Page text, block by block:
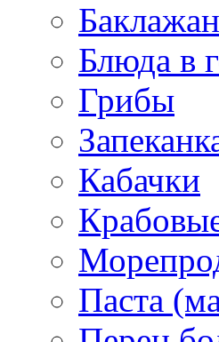
Блюда в
Грибы
Кабачки
Паста